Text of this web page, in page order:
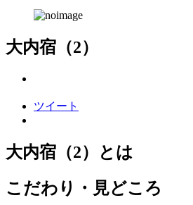
大内宿（2）
ツイート
大内宿（2）とは
こだわり・見どころ